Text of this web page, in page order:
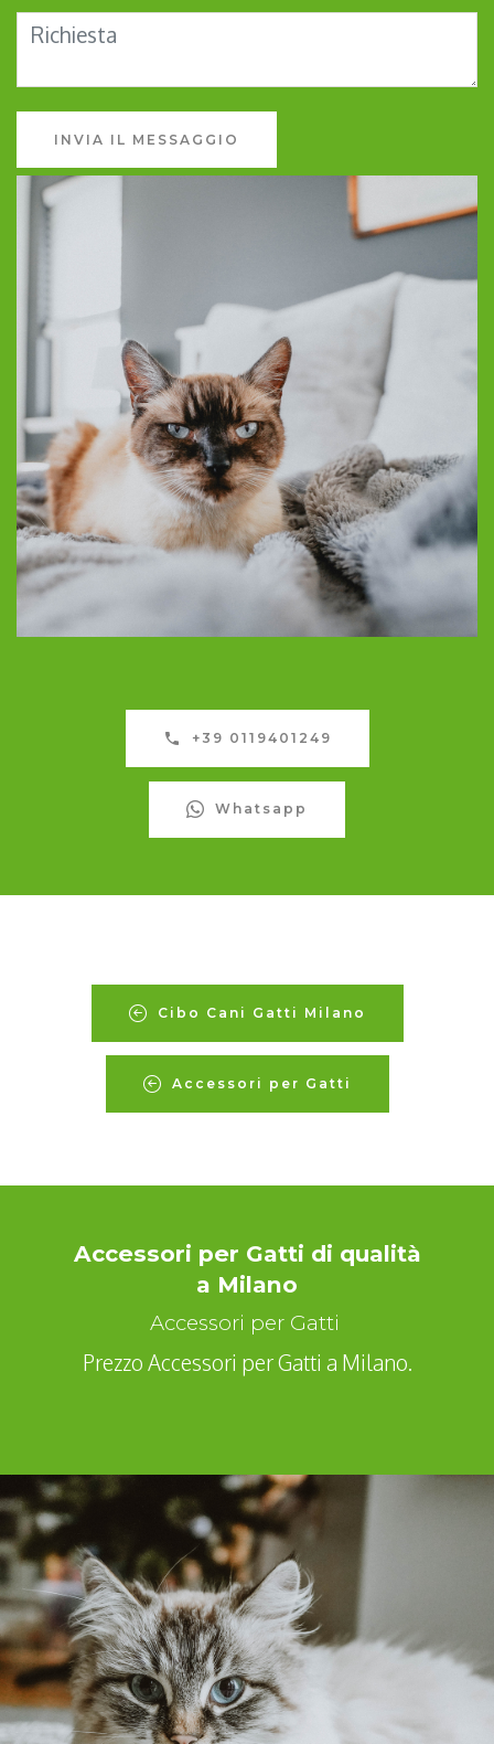
INVIA IL MESSAGGIO
+39 0119401249
Whatsapp
Cibo Cani Gatti Milano
Accessori per Gatti
Accessori per Gatti di qualità
a Milano
Accessori per Gatti
Prezzo Accessori per Gatti a Milano.